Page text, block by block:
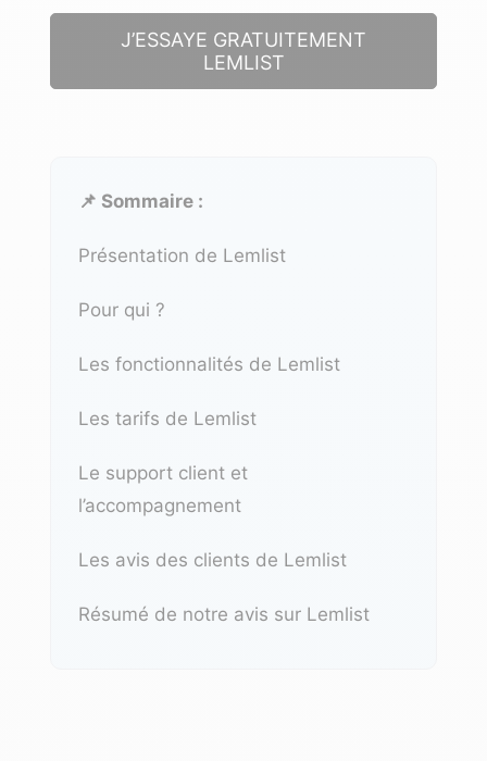
J’ESSAYE GRATUITEMENT
LEMLIST
📌 Sommaire :
Présentation de Lemlist
Pour qui ?
Les fonctionnalités de Lemlist
Les tarifs de Lemlist
Le support client et
l’accompagnement
Les avis des clients de Lemlist
Résumé de notre avis sur Lemlist